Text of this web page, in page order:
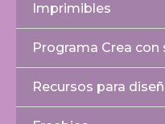
Imprimibles
Programa Crea con
Recursos para